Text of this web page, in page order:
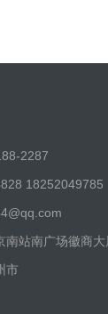
2287
18252049785
站南广场徽商大
市